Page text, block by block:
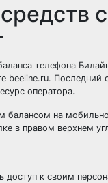
телефона
beeline.ru.
оператора.
балансом на
в правом верхнем
доступ к своим